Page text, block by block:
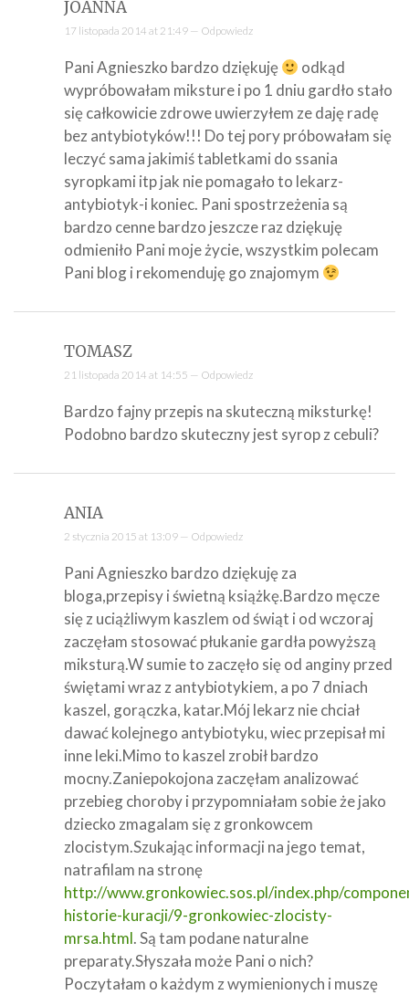
JOANNA
17 listopada 2014 at 21:49 — Odpowiedz
Pani Agnieszko bardzo dziękuję
odkąd
wypróbowałam miksture i po 1 dniu gardło stało
się całkowicie zdrowe uwierzyłem ze daję radę
bez antybiotyków!!! Do tej pory próbowałam się
leczyć sama jakimiś tabletkami do ssania
syropkami itp jak nie pomagało to lekarz-
antybiotyk-i koniec. Pani spostrzeżenia są
bardzo cenne bardzo jeszcze raz dziękuję
odmieniło Pani moje życie, wszystkim polecam
Pani blog i rekomenduję go znajomym
TOMASZ
21 listopada 2014 at 14:55 — Odpowiedz
Bardzo fajny przepis na skuteczną miksturkę!
Podobno bardzo skuteczny jest syrop z cebuli?
ANIA
2 stycznia 2015 at 13:09 — Odpowiedz
Pani Agnieszko bardzo dziękuję za
bloga,przepisy i świetną książkę.Bardzo męcze
się z uciążliwym kaszlem od świąt i od wczoraj
zaczęłam stosować płukanie gardła powyższą
miksturą.W sumie to zaczęło się od anginy przed
świętami wraz z antybiotykiem, a po 7 dniach
kaszel, gorączka, katar.Mój lekarz nie chciał
dawać kolejnego antybiotyku, wiec przepisał mi
inne leki.Mimo to kaszel zrobił bardzo
mocny.Zaniepokojona zaczęłam analizować
przebieg choroby i przypomniałam sobie że jako
dziecko zmagalam się z gronkowcem
zlocistym.Szukając informacji na jego temat,
natrafilam na stronę
http://www.gronkowiec.sos.pl/index.php/
historie-kuracji/9-gronkowiec-zlocisty-
mrsa.html. Są tam podane naturalne
preparaty.Słyszała może Pani o nich?
Poczytałam o każdym z wymienionych i muszę